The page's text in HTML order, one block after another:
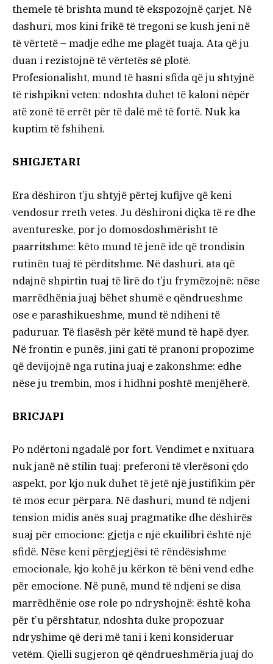
themele të brishta mund të ekspozojnë çarjet. Në
dashuri, mos kini frikë të tregoni se kush jeni në
të vërtetë – madje edhe me plagët tuaja. Ata që ju
duan i rezistojnë të vërtetës së plotë.
Profesionalisht, mund të hasni sfida që ju shtyjnë
të rishpikni veten: ndoshta duhet të kaloni nëpër
atë zonë të errët për të dalë më të fortë. Nuk ka
kuptim të fshiheni.
SHIGJETARI
Era dëshiron t’ju shtyjë përtej kufijve që keni
vendosur rreth vetes. Ju dëshironi diçka të re dhe
aventureske, por jo domosdoshmërisht të
paarritshme: këto mund të jenë ide që trondisin
rutinën tuaj të përditshme. Në dashuri, ata që
ndajnë shpirtin tuaj të lirë do t’ju frymëzojnë: nëse
marrëdhënia juaj bëhet shumë e qëndrueshme
ose e parashikueshme, mund të ndiheni të
paduruar. Të flasësh për këtë mund të hapë dyer.
Në frontin e punës, jini gati të pranoni propozime
që devijojnë nga rutina juaj e zakonshme: edhe
nëse ju trembin, mos i hidhni poshtë menjëherë.
BRICJAPI
Po ndërtoni ngadalë por fort. Vendimet e nxituara
nuk janë në stilin tuaj: preferoni të vlerësoni çdo
aspekt, por kjo nuk duhet të jetë një justifikim për
të mos ecur përpara. Në dashuri, mund të ndjeni
tension midis anës suaj pragmatike dhe dëshirës
suaj për emocione: gjetja e një ekuilibri është një
sfidë. Nëse keni përgjegjësi të rëndësishme
emocionale, kjo kohë ju kërkon të bëni vend edhe
për emocione. Në punë, mund të ndjeni se disa
marrëdhënie ose role po ndryshojnë: është koha
për t’u përshtatur, ndoshta duke propozuar
ndryshime që deri më tani i keni konsideruar
vetëm. Qielli sugjeron që qëndrueshmëria juaj do